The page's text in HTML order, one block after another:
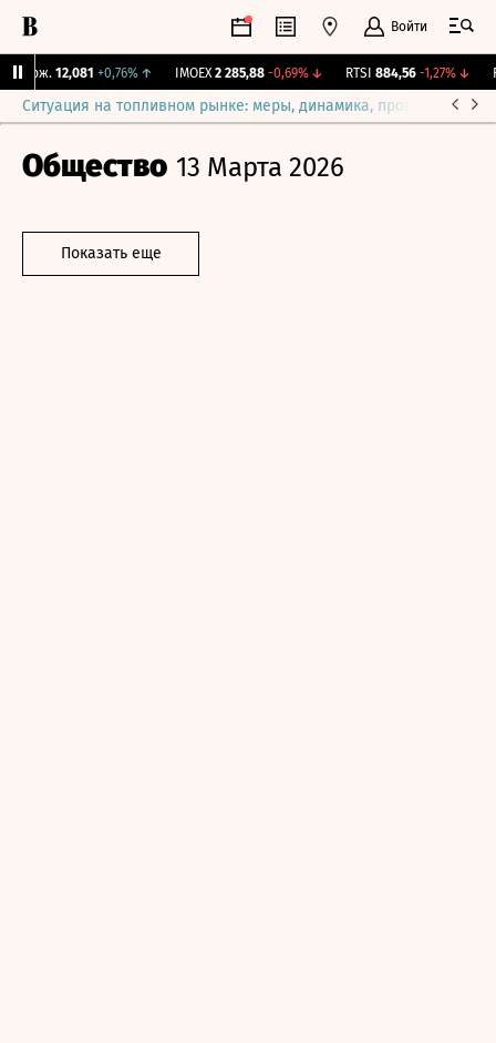
Войти
Бирж. 12,081 +0,76%↑ IMOEX 2 285,88 -0,69%↓ RTSI 884,56 -1,27%↓
Ситуация на топливном рынке: меры, динамика, прогнозы
Общество 13 Марта 2026
Показать еще